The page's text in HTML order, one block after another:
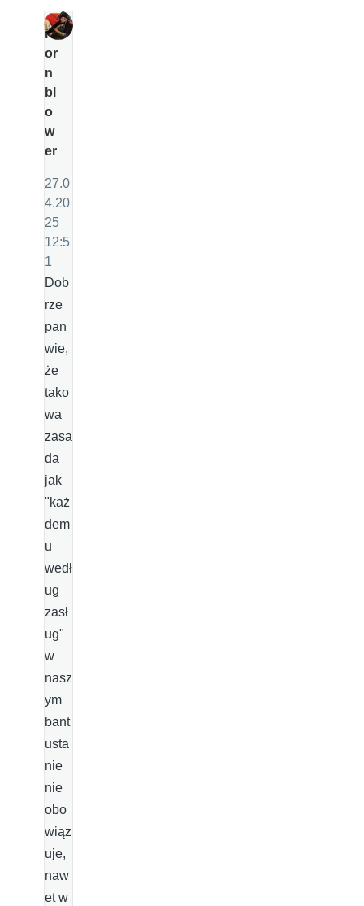
H
or
n
bl
o
w
er
27.0
4.20
25
12:5
1
Dob
rze
pan
wie,
że
tako
wa
zasa
da
jak
"każ
dem
u
wedł
ug
zasł
ug"
w
nasz
ym
bant
usta
nie
nie
obo
wiąz
uje,
naw
et w